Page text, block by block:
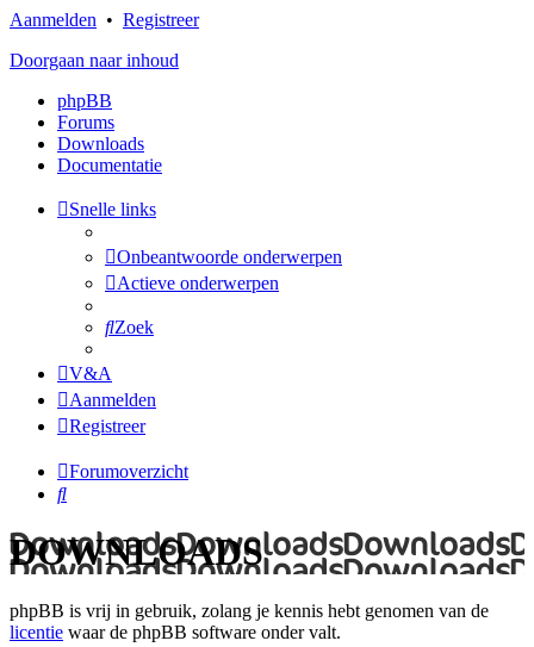
Aanmelden • Registreer
Doorgaan naar inhoud
phpBB
Forums
Downloads
Documentatie
Snelle links
Onbeantwoorde onderwerpen
Actieve onderwerpen
Zoek
V&A
Aanmelden
Registreer
Forumoverzicht
Zoek
DOWNLOADS
phpBB is vrij in gebruik, zolang je kennis hebt genomen van de
licentie waar de phpBB software onder valt.